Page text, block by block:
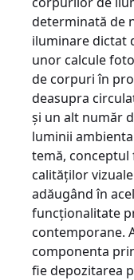
determinată de
iluminare dictat
unor calcule
de corpuri în
deasupra
şi un alt număr
luminii
temă,
calităţilor
adăugând în
funcţionalitate
contemporane.
componenta
fie depozitarea